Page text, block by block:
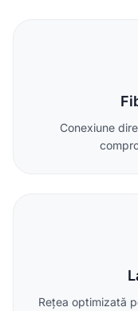
Conexiune
Rețea optimizată